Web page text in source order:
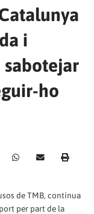
i
ho
de TMB, contínua
per part de la